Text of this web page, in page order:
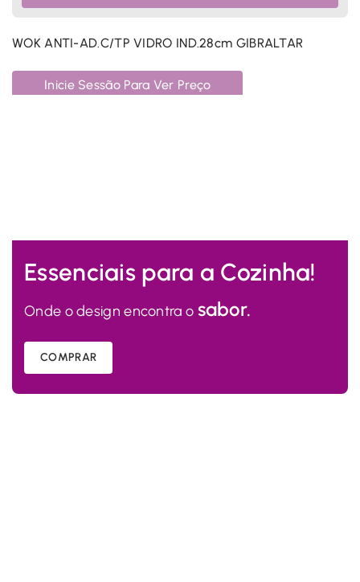
WOK ANTI-AD.C/TP VIDRO IND.28cm GIBRALTAR
Inicie Sessão Para Ver Preço
Essenciais para a Cozinha!
Onde o design encontra o sabor.
COMPRAR